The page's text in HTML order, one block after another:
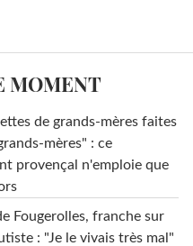
MOMENT
de grands-mères faites
mères" : ce
provençal n'emploie que
Fougerolles, franche sur
: "Je le vivais très mal"